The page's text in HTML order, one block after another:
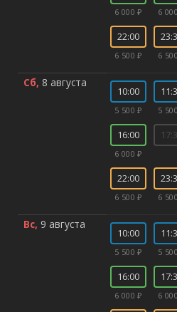
6 000 ₽ 6
22:00
6 500 ₽ 6
Сб, 8 августа
10:00
5 500 ₽ 5
16:00
6 000 ₽
22:00
6 500 ₽ 6
Вс, 9 августа
10:00
5 500 ₽ 5
16:00
6 000 ₽ 6